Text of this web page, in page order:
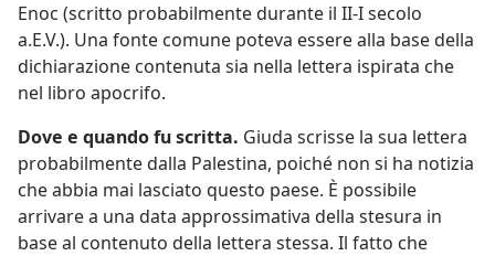
Enoc (scritto probabilmente durante il II-I secolo
a.E.V.). Una fonte comune poteva essere alla base della
dichiarazione contenuta sia nella lettera ispirata che
nel libro apocrifo.
Dove e quando fu scritta. Giuda scrisse la sua lettera
probabilmente dalla Palestina, poiché non si ha notizia
che abbia mai lasciato questo paese. È possibile
arrivare a una data approssimativa della stesura in
base al contenuto della lettera stessa. Il fatto che